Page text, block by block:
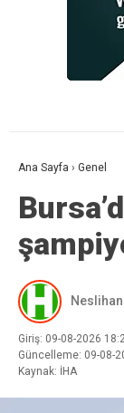
Ana Sayfa › Genel
Giriş: 09-08-2026
Güncelleme: 09-08-
Kaynak: İHA